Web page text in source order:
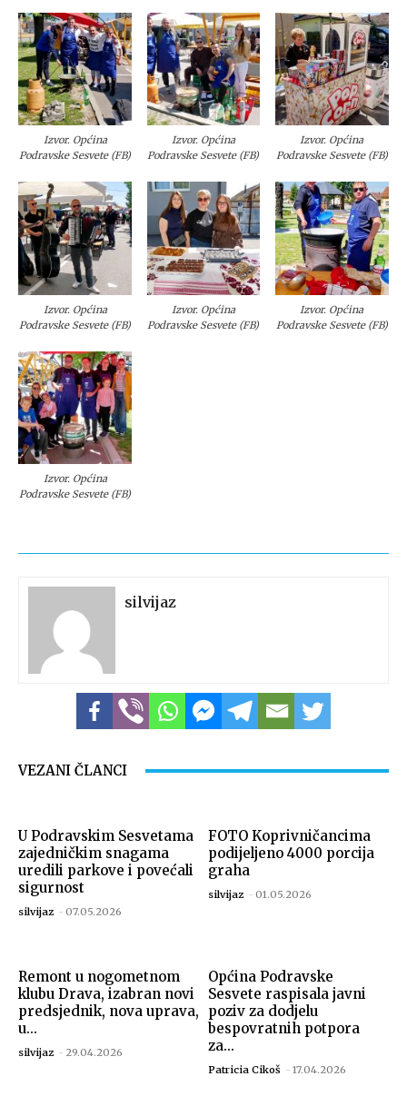
Izvor. Općina
Podravske Sesvete (FB)
Izvor. Općina
Podravske Sesvete (FB)
Izvor. Općina
Podravske Sesvete (FB)
Izvor. Općina
Podravske Sesvete (FB)
Izvor. Općina
Podravske Sesvete (FB)
Izvor. Općina
Podravske Sesvete (FB)
Izvor. Općina
Podravske Sesvete (FB)
silvijaz
VEZANI ČLANCI
U Podravskim Sesvetama
zajedničkim snagama
uredili parkove i povećali
sigurnost
silvijaz - 07.05.2026
FOTO Koprivničancima
podijeljeno 4000 porcija
graha
silvijaz - 01.05.2026
Remont u nogometnom
klubu Drava, izabran novi
predsjednik, nova uprava,
u...
silvijaz - 29.04.2026
Općina Podravske
Sesvete raspisala javni
poziv za dodjelu
bespovratnih potpora
za...
Patricia Cikoš - 17.04.2026